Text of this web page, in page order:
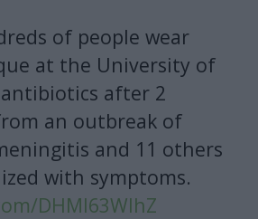
of people wear
at the University of
after 2
an outbreak of
and 11 others
with symptoms.
DHMl63WIhZ